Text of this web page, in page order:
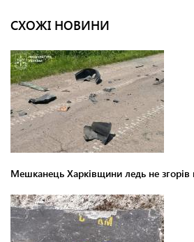
СХОЖІ НОВИНИ
Мешканець Харківщини ледь не згорів